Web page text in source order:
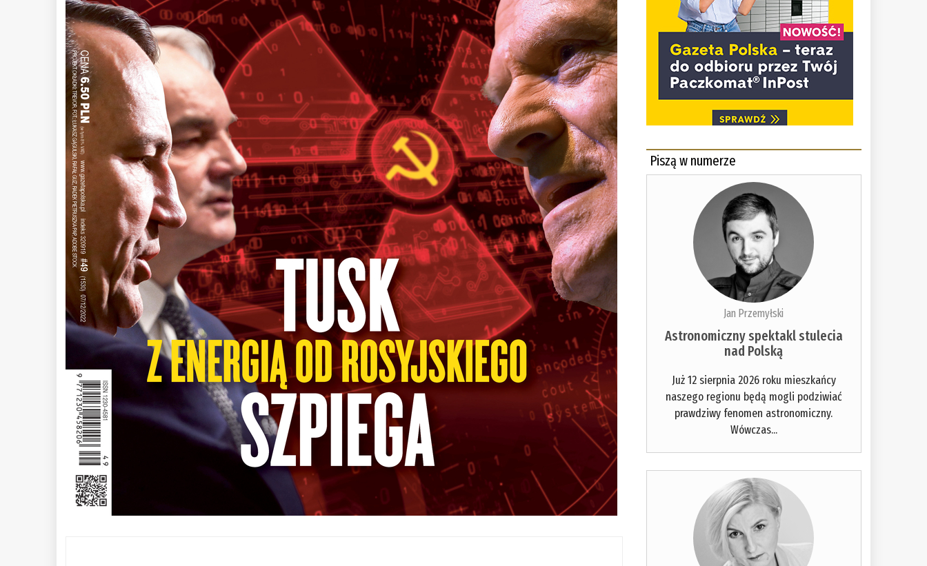
Piszą w numerze
Jan Przemyłski
Astronomiczny spektakl stulecia
nad Polską
Już 12 sierpnia 2026 roku mieszkańcy
naszego regionu będą mogli podziwiać
prawdziwy fenomen astronomiczny.
Wówczas...